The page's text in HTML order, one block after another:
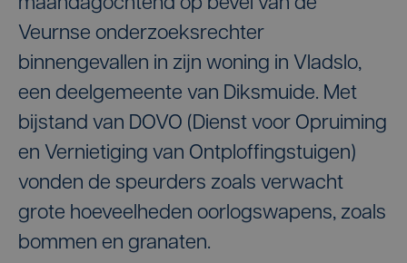
Veurnse onderzoeksrechter
binnengevallen in zijn woning in Vladslo,
een deelgemeente van Diksmuide. Met
bijstand van DOVO (Dienst voor Opruiming
en Vernietiging van Ontploffingstuigen)
vonden de speurders zoals verwacht
grote hoeveelheden oorlogswapens, zoals
bommen en granaten.